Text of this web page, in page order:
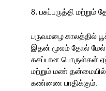
8. பசுப்பருத்தி
பருவமழை காலத்தில்
இதன் மூலம் தோல்
கசப்பான பொருள்கள்
மற்றும் மண்
கண்ணை பாதிக்கும்.